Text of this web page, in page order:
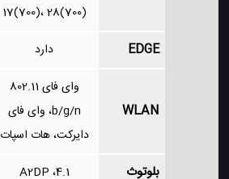
17(700)، 28(700)
EDGE دارد
WLAN
وای فای 802.11
b/g/n، وای فای
دایرکت، هات اسپات
بلوتوث 4.1، A2DP